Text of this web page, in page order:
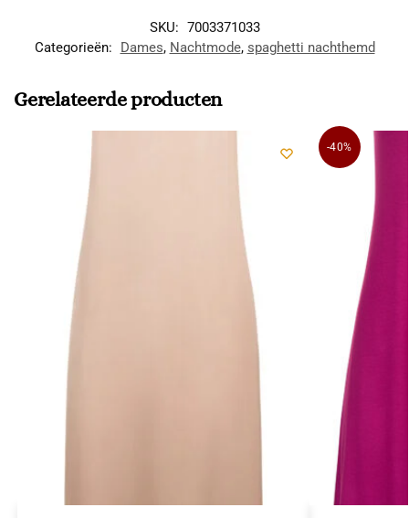
SKU: 7003371033
Categorieën:
Dames, Nachtmode, spaghetti nachthemd
Gerelateerde producten
-40%